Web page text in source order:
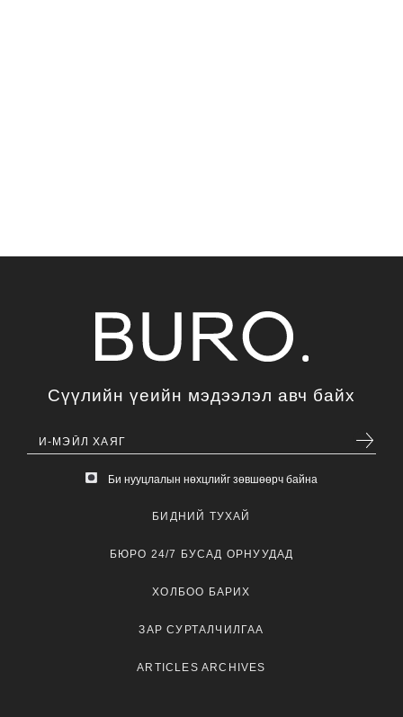
Сүүлийн үеийн мэдээлэл авч байх
Би нууцлалын нөхцлийг зөвшөөрч байна
БИДНИЙ ТУХАЙ
БЮРО 24/7 БУСАД ОРНУУДАД
ХОЛБОО БАРИХ
ЗАР СУРТАЛЧИЛГАА
ARTICLES ARCHIVES